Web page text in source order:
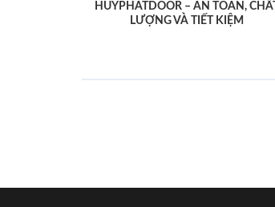
HUYPHATDOOR – AN TOÀN, CHẤT
LƯỢNG VÀ TIẾT KIỆM